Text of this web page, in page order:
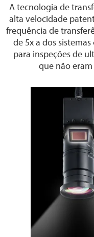
A tecnologia de
alta velocidade
frequência de
de 5x a dos
para inspeções de
que não